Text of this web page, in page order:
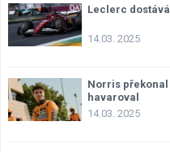
Leclerc
14.03. 2025
Norris
havaroval
14.03. 2025